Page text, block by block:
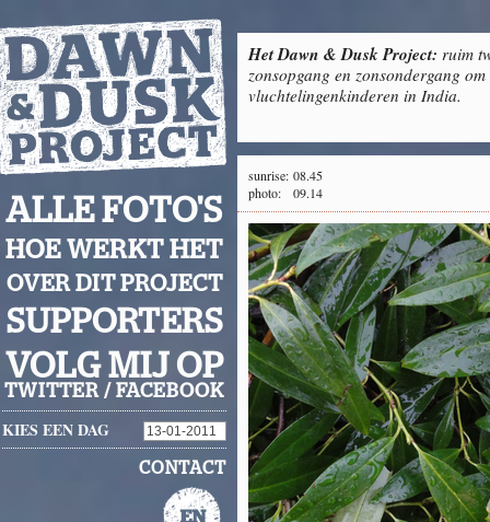
Het Dawn & Dusk Project: ruim
zonsopgang en zonsondergang
vluchtelingenkinderen in India.
ALLE FOTO'S
HOE WERKT HET
OVER DIT PROJECT
SUPPORTERS
VOLG MIJ OP
TWITTER / FACEBOOK
KIES EEN DAG
CONTACT
sunrise: 08.45
photo:
09.14